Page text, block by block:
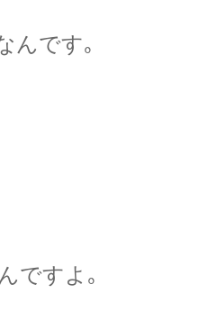
んです｡
ですよ｡